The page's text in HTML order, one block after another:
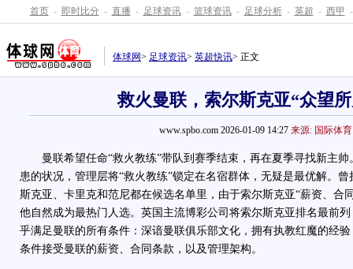
首页 - 即时比分 - 直播 - 足球资讯 - 篮球资讯 - 足球分析 - 英超 - 西甲 -
体球网> 足球资讯> 英超快讯> 正文
救火曼联，索尔斯克亚“众望
www.spbo.com 2026-01-09 14:27 来源: 国际体育
曼联希望任命“救火教练”带队到赛季结束，再在夏季寻找新主帅
患的状况，管理层将“救火教练”锁定在名宿群体，无疑是最优解。
斯克亚、卡里克和范尼都在候选名单里，由于索尔斯克亚“薪资、合
他自然成为最热门人选。英国主流博彩公司将索尔斯克亚排名最前
乎满足曼联的所有条件：深谙曼联俱乐部文化，拥有执教红魔的经
条件接受曼联的薪资、合同条款，以及管理架构。